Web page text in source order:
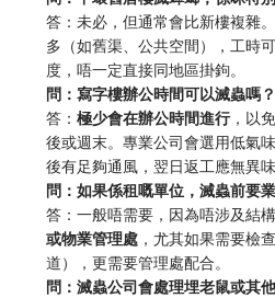
答：未必，但通常會比新樓複雜
多（如舊渠、公共空間），工時
度，唔一定直接同地區掛鉤。
問：寫字樓辦公時間可以滅蟲嗎
答：極少會在辦公時間進行，以
後或週末。專業公司會選用低氣
後有足夠通風，翌日返工應無異味
問：如果係租嘅單位，滅蟲前要
答：一般唔需要，因為唔涉及結
或物業管理處 ，尤其如果需要檢
道），更需要管理處配合。
問：滅蟲公司會處理埋老鼠或其